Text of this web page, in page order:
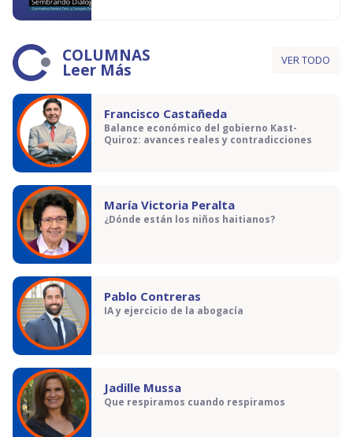
COLUMNAS
Leer Más VER TODO
Francisco Castañeda
Balance económico del gobierno Kast-
Quiroz: avances reales y contradicciones
María Victoria Peralta
¿Dónde están los niños haitianos?
Pablo Contreras
IA y ejercicio de la abogacía
Jadille Mussa
Que respiramos cuando respiramos